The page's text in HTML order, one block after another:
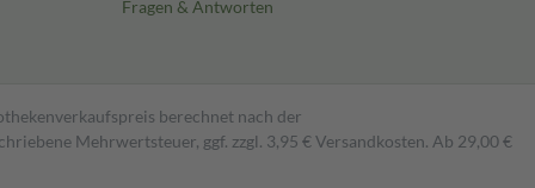
Fragen & Antworten
berechnet nach der
Mehrwertsteuer, ggf. zzgl. 3,95 € Versandkosten. Ab 29,00 €